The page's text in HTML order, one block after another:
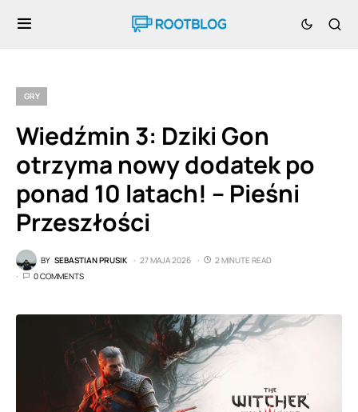
GRY
Wiedźmin 3: Dziki Gon
otrzyma nowy dodatek po
ponad 10 latach! – Pieśni
Przeszłości
BY SEBASTIAN PRUSIK 27 MAJA 2026
2 MINUTE READ
0 COMMENTS